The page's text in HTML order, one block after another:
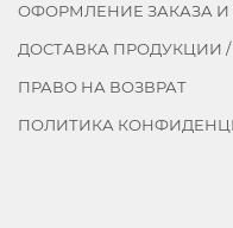
ОФОРМЛЕНИЕ ЗАКАЗА И
ДОСТАВКА ПРОДУКЦИИ /
ПРАВО НА ВОЗВРАТ
ПОЛИТИКА